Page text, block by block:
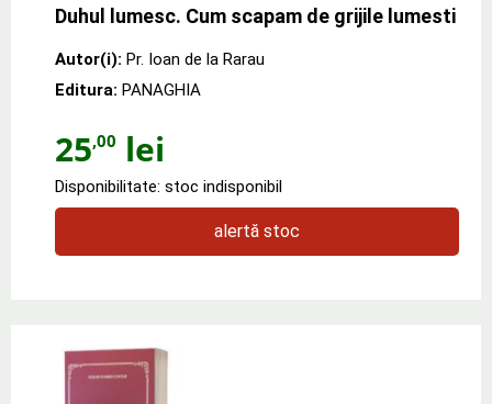
Duhul lumesc. Cum scapam de grijile lumesti
Autor(i): Pr. Ioan de la Rarau
Editura: PANAGHIA
25,00 lei
Disponibilitate: stoc indisponibil
alertă stoc